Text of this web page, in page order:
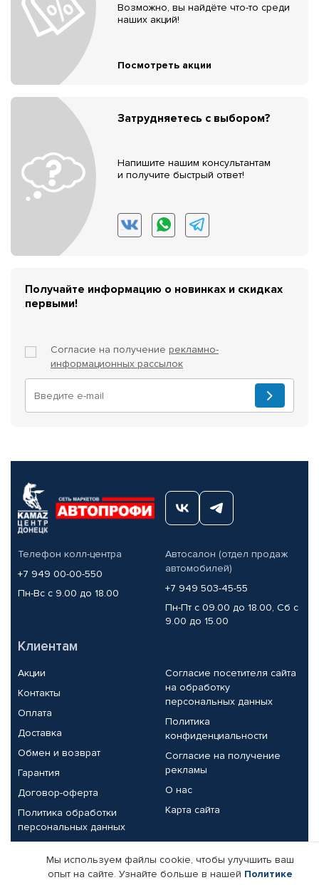
Возможно, вы найдёте что-то среди
наших акций!
Посмотреть акции
Затрудняетесь с выбором?
Напишите нашим консультантам
и получите быстрый ответ!
Получайте информацию о новинках и скидках
первыми!
Согласие на получение рекламно-
информационных рассылок
Телефон колл-центра
+7 949 00-00-550
Пн-Вс с 9.00 до 18.00
Автосалон (отдел продаж
автомобилей)
+7 949 503-45-55
Пн-Пт с 09.00 до 18.00, Сб с
9.00 до 15.00
Клиентам
Акции
Контакты
Оплата
Доставка
Обмен и возврат
Гарантия
Договор-оферта
Политика обработки
персональных данных
Согласие посетителя сайта
на обработку
персональных данных
Политика
конфиденциальности
Согласие на получение
рекламы
О нас
Карта сайта
Партнерам
Мы используем файлы cookie, чтобы улучшить ваш
опыт на сайте. Узнайте больше в нашей Политике